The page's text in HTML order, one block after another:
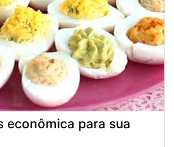
econômica para sua